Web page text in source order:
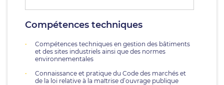
Compétences techniques
Compétences techniques en gestion des bâtiments
et des sites industriels ainsi que des normes
environnementales
Connaissance et pratique du Code des marchés et
de la loi relative à la maîtrise d’ouvrage publique